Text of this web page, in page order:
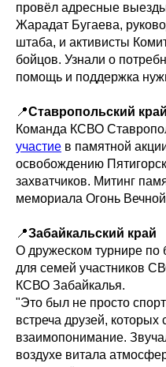
провёл адресные
Жарадат Бугаева,
штаба, и активисты
бойцов. Узнали о
помощь и поддержка
📍Ставропольский край
Команда КСВО
участие в памятной
освобождению
захватчиков. Митинг
мемориала Огонь
📍Забайкальский край
О дружеском турнире по
для семей участников
КСВО Забайкалья.
"Это был не просто
встреча друзей,
взаимопонимание.
воздухе витала